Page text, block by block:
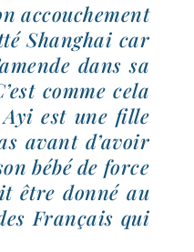
accou­che­ment
Shanghai car
dans sa
comme cela
est une fille
avant d’avoir
bébé de force
être don­né au
Français qui